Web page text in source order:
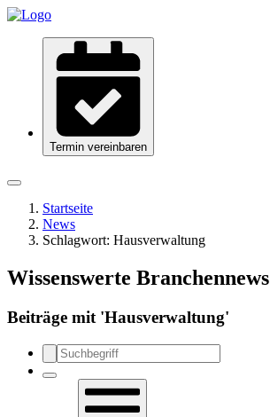
Termin vereinbaren
Startseite
News
Schlagwort: Hausverwaltung
Wissenswerte Branchennews
Beiträge mit 'Hausverwaltung'